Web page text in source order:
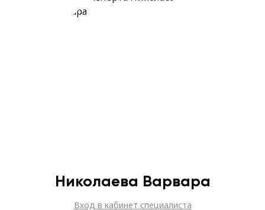
Николаева Варвара
Вход в кабинет специалиста